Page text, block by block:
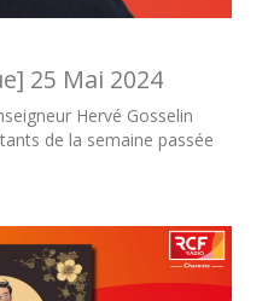
25 Mai 2024
Hervé Gosselin
de la semaine passée